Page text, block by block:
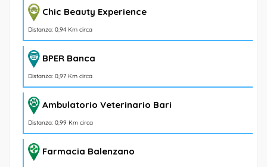
Chic Beauty Experience
Distanza: 0,94 Km circa
BPER Banca
Distanza: 0,97 Km circa
Ambulatorio Veterinario Bari
Distanza: 0,99 Km circa
Farmacia Balenzano